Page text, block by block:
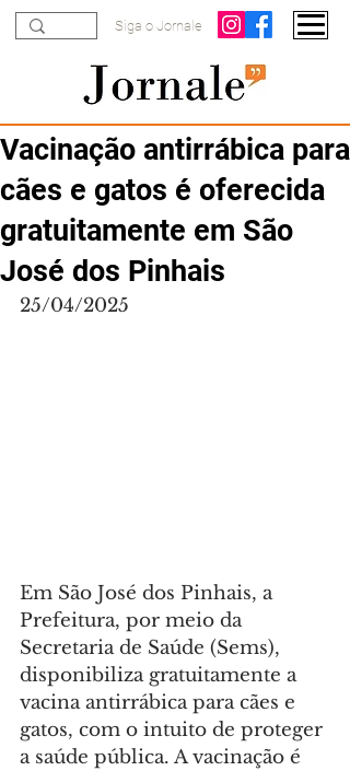
Siga o Jornale
Vacinação antirrábica para
cães e gatos é oferecida
gratuitamente em São
José dos Pinhais
25/04/2025
Em São José dos Pinhais, a
Prefeitura, por meio da
Secretaria de Saúde (Sems),
disponibiliza gratuitamente a
vacina antirrábica para cães e
gatos, com o intuito de proteger
a saúde pública. A vacinação é